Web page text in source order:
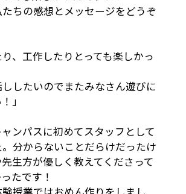
ちの感想とメッセージをどうぞ
り、工作したりとっても楽しかっ
したいのでまたみなさん遊びに
」
ャンパスに初めてスタッフとして
分からないことだらけだったけ
生方が優しく教えてくださって
たです！